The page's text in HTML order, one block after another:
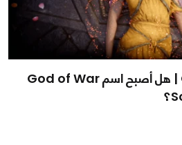
God of War: Laufey | هل أصبح اسم God of War